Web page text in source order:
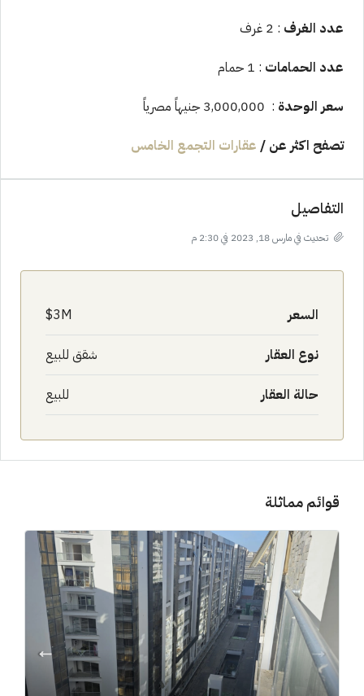
عدد الغرف : 2 غرف
عدد الحمامات : 1 حمام
سعر الوحدة : 3,000,000 جنيهاً مصرياً
تصفح اكثر عن / عقارات التجمع الخامس
التفاصيل
تحديث في مارس 18, 2023 في 2:30 م
السعر 3M$
نوع العقار شقق للبيع
حالة العقار للبيع
قوائم مماثلة